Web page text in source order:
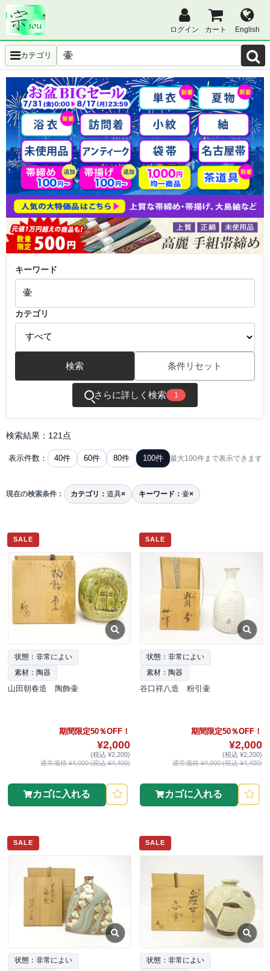
ログイン カート English
カテゴリ
キーワード
カテゴリ
検索 条件リセット
さらに詳しく検索 1
検索結果：121点
表示件数： 40件 60件 80件 100件 最大100件まで表示できます
現在の検索条件： カテゴリ： 道具× キーワード： 壷×
SALE
状態：非常によい
素材：陶器
山田朝春造 陶飾壷
期間限定50％OFF！
¥2,000
(税込 ¥2,200)
通常価格 ¥4,000 (税込 ¥4,400)
カゴに入れる
SALE
状態：非常によい
素材：陶器
谷口祥八造 粉引壷
期間限定50％OFF！
¥2,000
(税込 ¥2,200)
通常価格 ¥4,000 (税込 ¥4,400)
カゴに入れる
SALE
状態：非常によい
SALE
状態：非常によい